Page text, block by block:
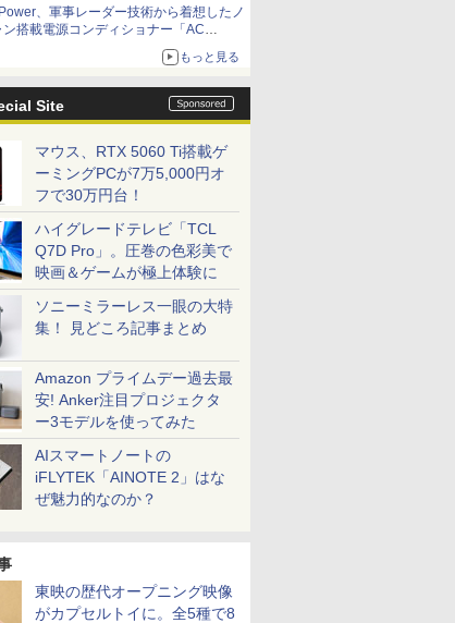
、軍事レーダー技術から着想したノ
ン搭載電源コンディショナー「AC
もっと見る
Site
マウス、RTX 5060 Ti搭載ゲ
ーミングPCが7万5,000円オ
フで30万円台！
ハイグレードテレビ「TCL
Q7D Pro」。圧巻の色彩美で
映画＆ゲームが極上体験に
ソニーミラーレス一眼の大特
集！ 見どころ記事まとめ
Amazon プライムデー過去最
安! Anker注目プロジェクタ
ー3モデルを使ってみた
AIスマートノートの
iFLYTEK「AINOTE 2」はな
ぜ魅力的なのか？
東映の歴代オープニング映像
がカプセルトイに。全5種で8